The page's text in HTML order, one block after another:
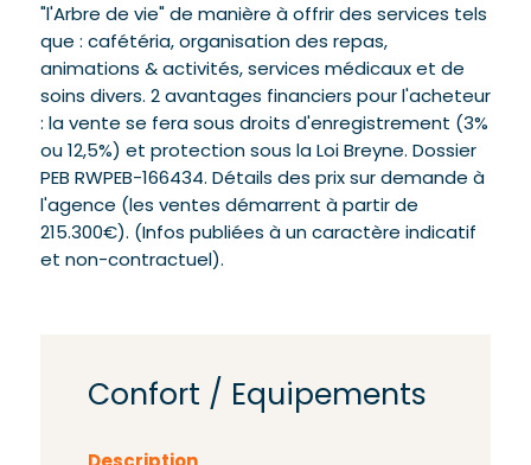
"l'Arbre de vie" de manière à offrir des services tels
que : cafétéria, organisation des repas,
animations & activités, services médicaux et de
soins divers. 2 avantages financiers pour l'acheteur
: la vente se fera sous droits d'enregistrement (3%
ou 12,5%) et protection sous la Loi Breyne. Dossier
PEB RWPEB-166434. Détails des prix sur demande à
l'agence (les ventes démarrent à partir de
215.300€). (Infos publiées à un caractère indicatif
et non-contractuel).
Confort / Equipements